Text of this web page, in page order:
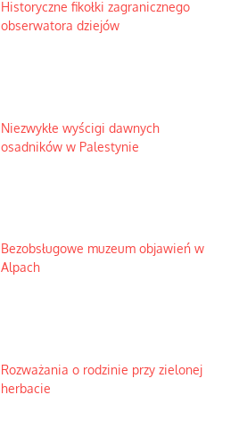
Historyczne fikołki zagranicznego
obserwatora dziejów
Niezwykłe wyścigi dawnych
osadników w Palestynie
Bezobsługowe muzeum objawień w
Alpach
Rozważania o rodzinie przy zielonej
herbacie